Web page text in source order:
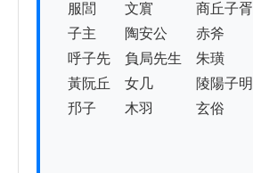
服閭　　文賔　　　商丘子胥
子主　　陶安公　　赤斧
呼子先　負局先生　朱璜
黃阮丘　女几　　　陵陽子明
䢴子　　木羽　　　玄俗